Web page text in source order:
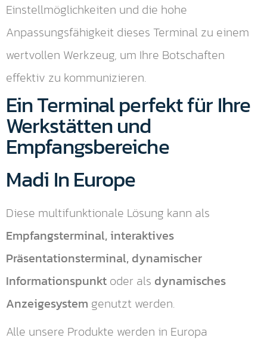
Einstellmöglichkeiten und die hohe
Anpassungsfähigkeit dieses Terminal zu einem
wertvollen Werkzeug, um Ihre Botschaften
effektiv zu kommunizieren.
Ein Terminal perfekt für Ihre
Werkstätten und
Empfangsbereiche
Madi In Europe
Diese multifunktionale Lösung kann als
Empfangsterminal, interaktives
Präsentationsterminal, dynamischer
Informationspunkt oder als dynamisches
Anzeigesystem genutzt werden.
Alle unsere Produkte werden in Europa